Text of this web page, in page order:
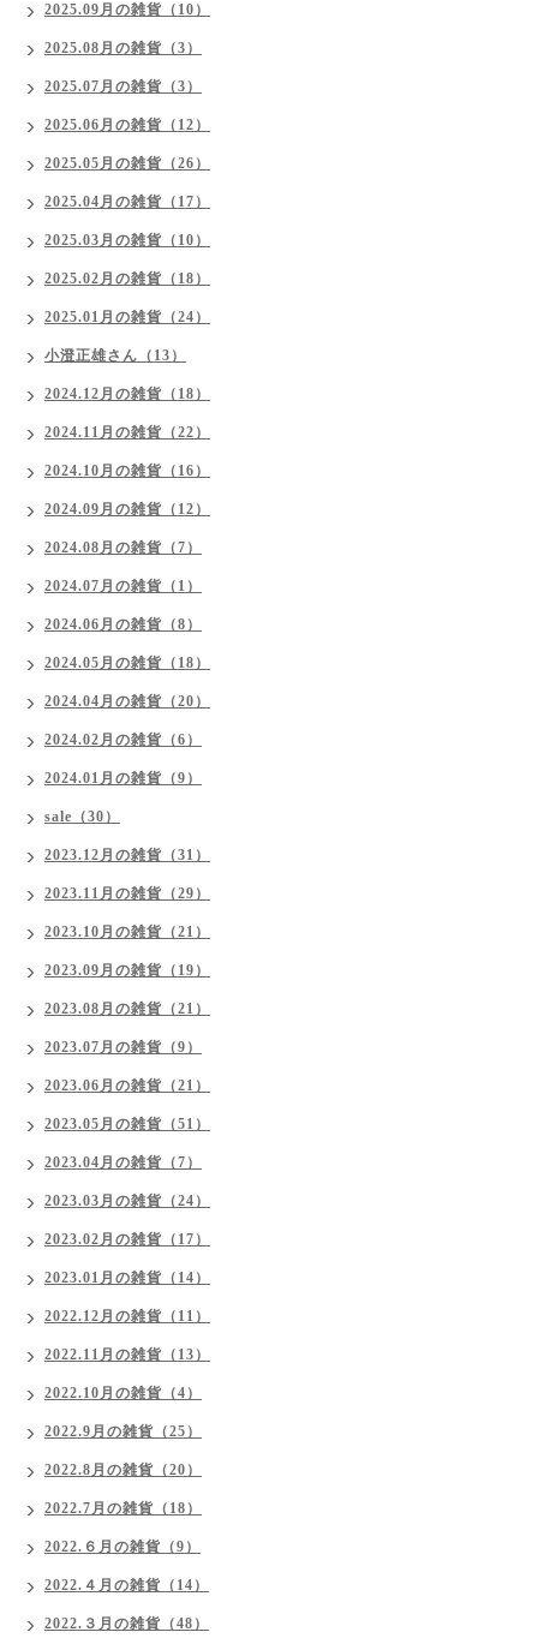
2025.09月の雑貨（10）
2025.08月の雑貨（3）
2025.07月の雑貨（3）
2025.06月の雑貨（12）
2025.05月の雑貨（26）
2025.04月の雑貨（17）
2025.03月の雑貨（10）
2025.02月の雑貨（18）
2025.01月の雑貨（24）
小澄正雄さん（13）
2024.12月の雑貨（18）
2024.11月の雑貨（22）
2024.10月の雑貨（16）
2024.09月の雑貨（12）
2024.08月の雑貨（7）
2024.07月の雑貨（1）
2024.06月の雑貨（8）
2024.05月の雑貨（18）
2024.04月の雑貨（20）
2024.02月の雑貨（6）
2024.01月の雑貨（9）
sale（30）
2023.12月の雑貨（31）
2023.11月の雑貨（29）
2023.10月の雑貨（21）
2023.09月の雑貨（19）
2023.08月の雑貨（21）
2023.07月の雑貨（9）
2023.06月の雑貨（21）
2023.05月の雑貨（51）
2023.04月の雑貨（7）
2023.03月の雑貨（24）
2023.02月の雑貨（17）
2023.01月の雑貨（14）
2022.12月の雑貨（11）
2022.11月の雑貨（13）
2022.10月の雑貨（4）
2022.9月の雑貨（25）
2022.8月の雑貨（20）
2022.7月の雑貨（18）
2022.６月の雑貨（9）
2022.４月の雑貨（14）
2022.３月の雑貨（48）